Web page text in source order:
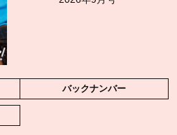
バックナンバー